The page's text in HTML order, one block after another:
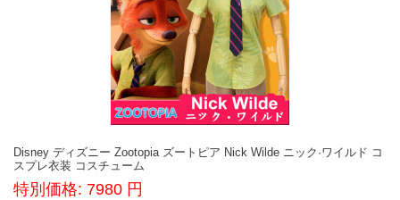
Disney ディズニー Zootopia ズートピア Nick Wilde ニック·ワイルド コ
スプレ衣装 コスチューム
特別価格: 7980 円